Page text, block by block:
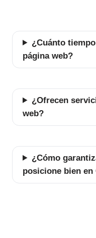
¿Cuánto
página web?
¿Ofrecen
web?
¿Cómo
posicione bien en